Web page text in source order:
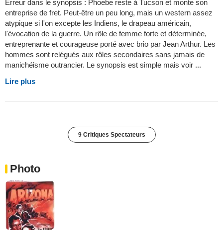
Erreur dans le synopsis : Phoebe reste à Tucson et monte son
entreprise de fret. Peut-être un peu long, mais un western assez
atypique si l'on excepte les Indiens, le drapeau américain,
l'évocation de la guerre. Un rôle de femme forte et déterminée,
entreprenante et courageuse porté avec brio par Jean Arthur. Les
hommes sont relégués aux rôles secondaires sans jamais de
manichéisme outrancier. Le synopsis est simple mais voir ...
Lire plus
9 Critiques Spectateurs
Photo